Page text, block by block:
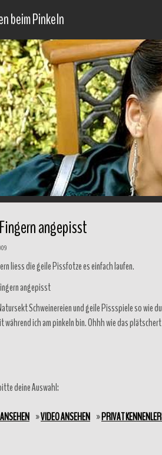
beim Pinkeln
angepisst
liess die geile Pissfotze es einfach laufen.
Schweinereien und geile Pissspiele so wie
während ich am pinkeln bin. Ohhh wie das
deine Auswahl:
»VIDEO ANSEHEN »PRIVAT